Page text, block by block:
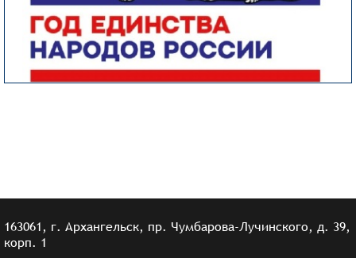
163061, г. Архангельск, пр. Чумбарова-Лучинского, д. 39,
корп. 1